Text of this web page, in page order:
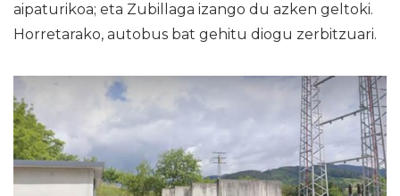
aipaturikoa; eta Zubillaga izango du azken geltoki.
Horretarako, autobus bat gehitu diogu zerbitzuari.